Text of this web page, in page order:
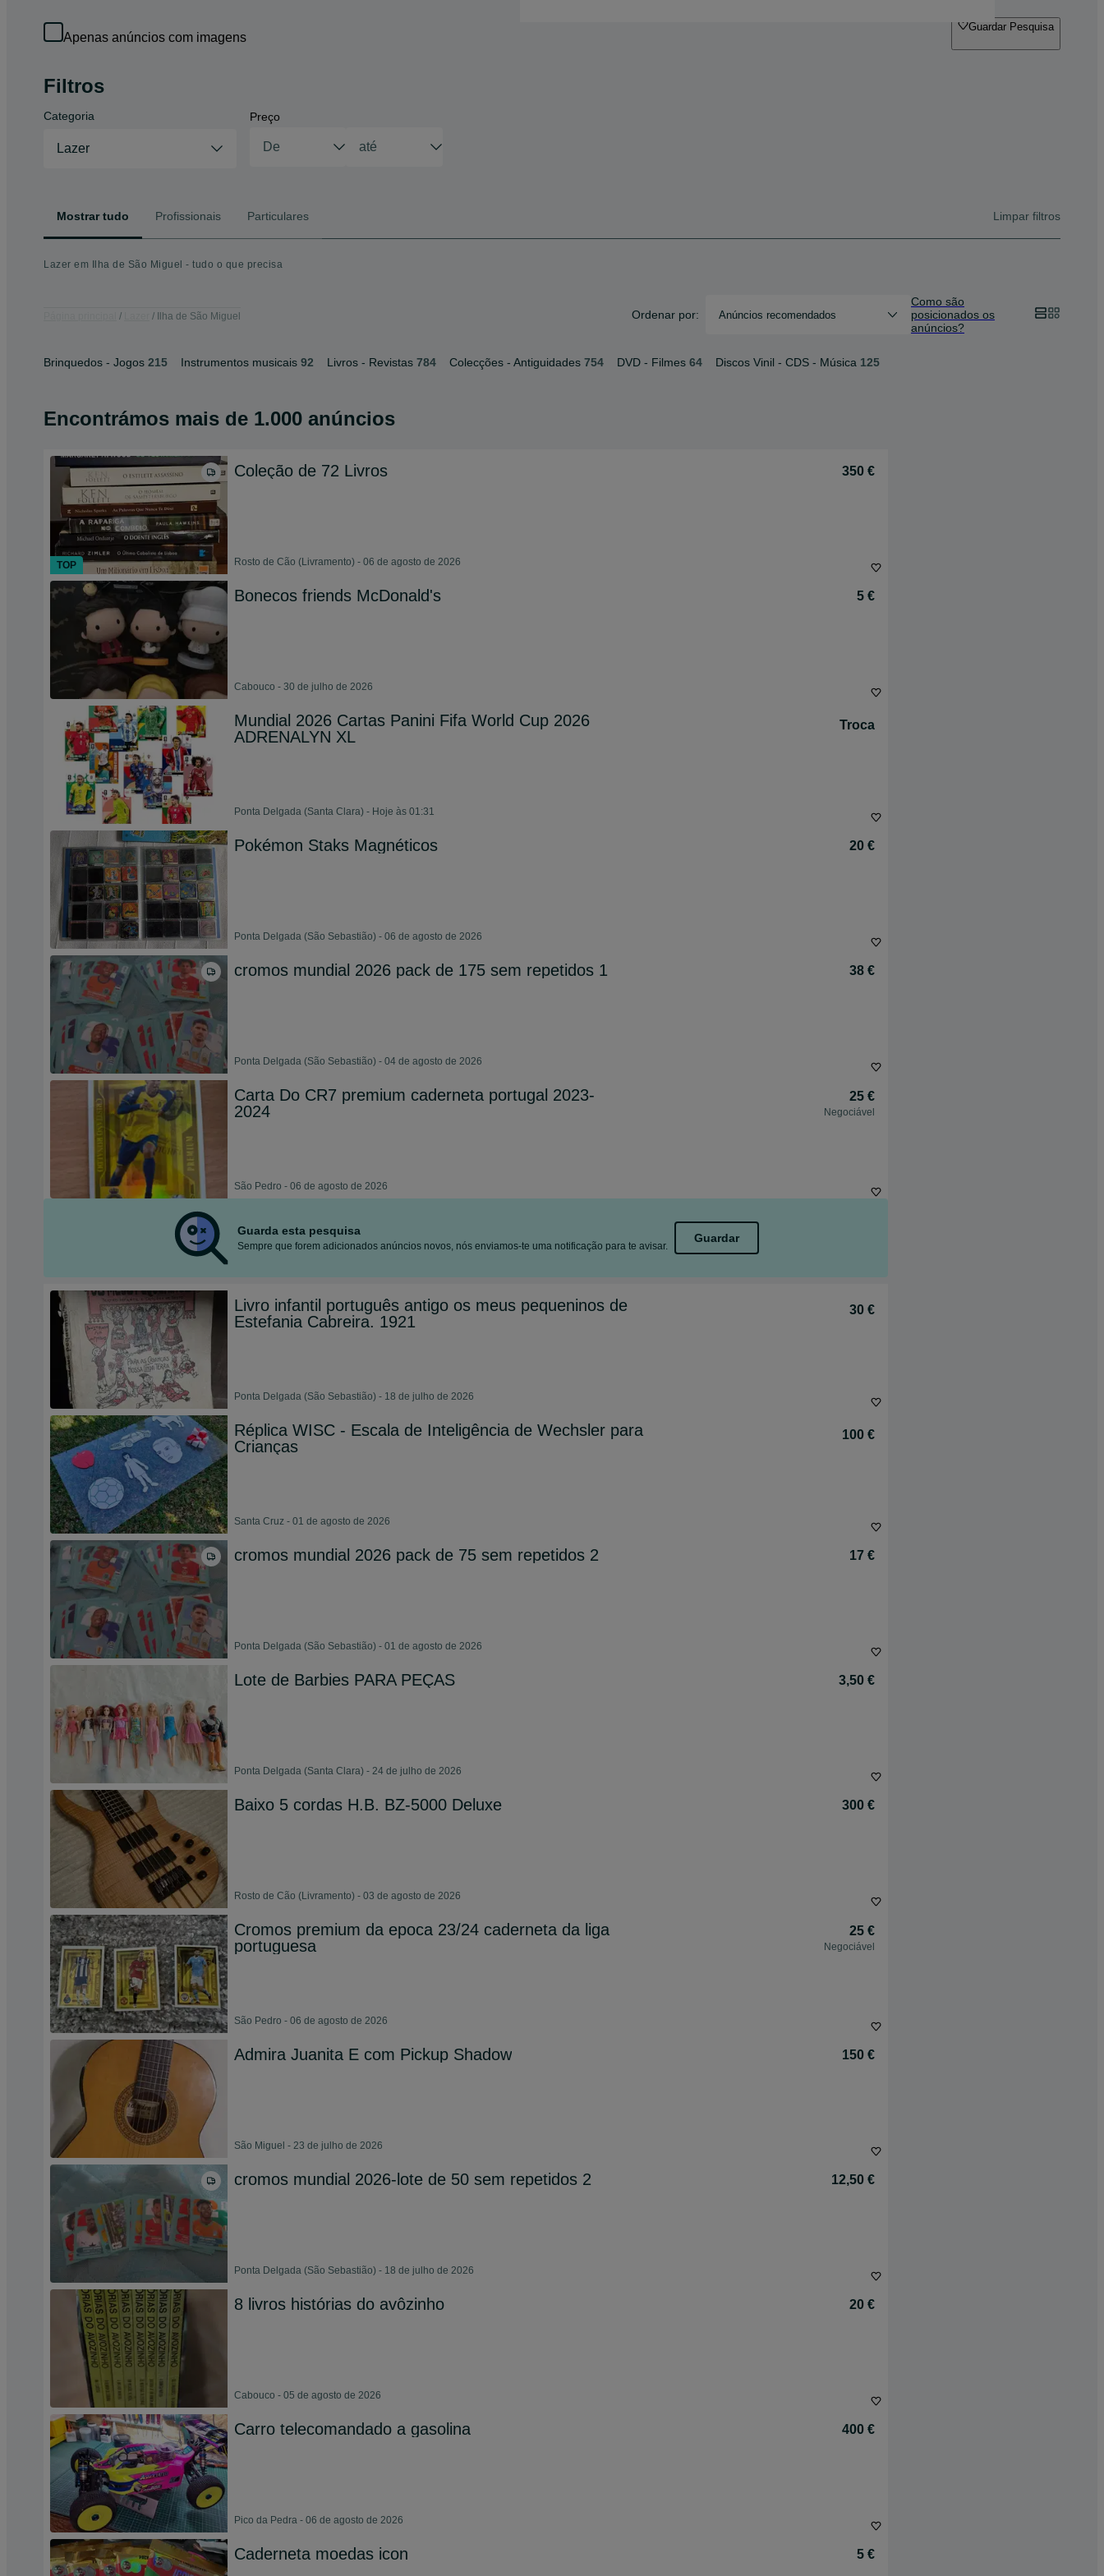
Apenas anúncios com imagens
Guardar Pesquisa
Filtros
Categoria
Lazer
Preço
Mostrar tudo Profissionais Particulares Limpar filtros
Lazer em Ilha de São Miguel - tudo o que precisa
Ilha de São Miguel Ordenar por: Anúncios recomendados
Como são
posicionados os
anúncios?
Brinquedos - Jogos 215 Instrumentos musicais 92 Livros - Revistas 784 Colecções - Antiguidades 754 DVD - Filmes 64 Discos Vinil - CDS - Música 125
Encontrámos mais de 1.000 anúncios
Coleção de 72 Livros 350 €
Rosto de Cão (Livramento) - 06 de agosto de 2026
Bonecos friends McDonald's 5 €
Cabouco - 30 de julho de 2026
Mundial 2026 Cartas Panini Fifa World Cup 2026
ADRENALYN XL
Troca
Ponta Delgada (Santa Clara) - Hoje às 01:31
Pokémon Staks Magnéticos 20 €
Ponta Delgada (São Sebastião) - 06 de agosto de 2026
cromos mundial 2026 pack de 175 sem repetidos 1 38 €
Ponta Delgada (São Sebastião) - 04 de agosto de 2026
Carta Do CR7 premium caderneta portugal 2023-
2024
25 €
Negociável
São Pedro - 06 de agosto de 2026
Guarda esta pesquisa
Sempre que forem adicionados anúncios novos, nós enviamos-te uma notificação para te avisar.
Guardar
Livro infantil português antigo os meus pequeninos de
Estefania Cabreira. 1921
30 €
Ponta Delgada (São Sebastião) - 18 de julho de 2026
Réplica WISC - Escala de Inteligência de Wechsler para
Crianças
100 €
Santa Cruz - 01 de agosto de 2026
cromos mundial 2026 pack de 75 sem repetidos 2 17 €
Ponta Delgada (São Sebastião) - 01 de agosto de 2026
Lote de Barbies PARA PEÇAS 3,50 €
Ponta Delgada (Santa Clara) - 24 de julho de 2026
Baixo 5 cordas H.B. BZ-5000 Deluxe 300 €
Rosto de Cão (Livramento) - 03 de agosto de 2026
Cromos premium da epoca 23/24 caderneta da liga
portuguesa
25 €
Negociável
São Pedro - 06 de agosto de 2026
Admira Juanita E com Pickup Shadow 150 €
São Miguel - 23 de julho de 2026
cromos mundial 2026-lote de 50 sem repetidos 2 12,50 €
Ponta Delgada (São Sebastião) - 18 de julho de 2026
8 livros histórias do avôzinho 20 €
Cabouco - 05 de agosto de 2026
Carro telecomandado a gasolina 400 €
Pico da Pedra - 06 de agosto de 2026
Caderneta moedas icon 5 €
TOP